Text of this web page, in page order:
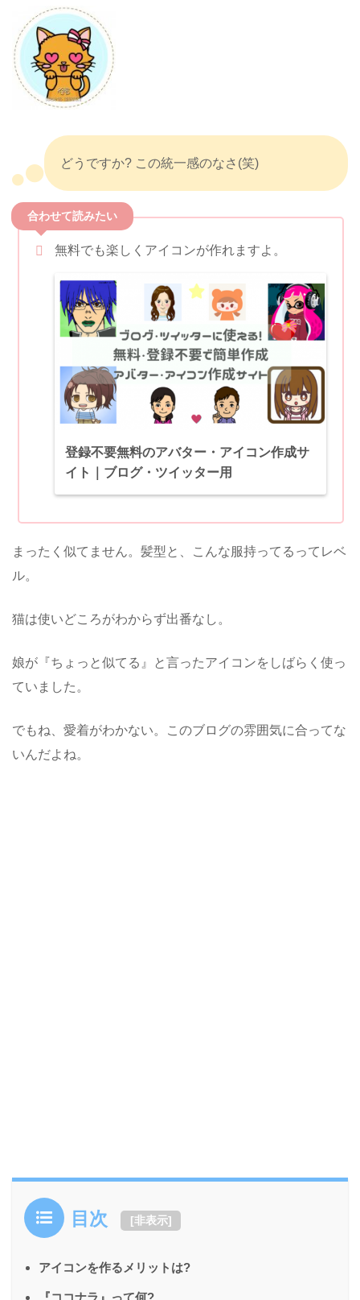
どうですか? この統一感のなさ(笑)
合わせて読みたい
無料でも楽しくアイコンが作れますよ。
登録不要無料のアバター・アイコン作成サ
イト｜ブログ・ツイッター用
まったく似てません。髪型と、こんな服持ってるってレベ
ル。
猫は使いどころがわからず出番なし。
娘が『ちょっと似てる』と言ったアイコンをしばらく使っ
ていました。
でもね、愛着がわかない。このブログの雰囲気に合ってな
いんだよね。
目次 [非表示]
アイコンを作るメリットは?
『ココナラ』って何?